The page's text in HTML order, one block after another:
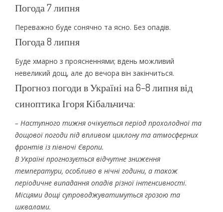
Погода 7 липня
Переважно буде сонячно та ясно. Без опадів.
Погода 8 липня
Буде хмарно з проясненнями; вдень можливий
невеликий дощ, але до вечора він закінчиться.
Прогноз погоди в Україні на 6–8 липня від
синоптика Ігоря Кібальчича:
– Наступного тижня очікується період прохолодної та
дощової погоди під впливом циклону та атмосферних
фронтів із півночі Європи.
В Україні прогнозується відчутне зниження
температури, особливо в нічні години, а також
періодичне випадання опадів різної інтенсивності.
Місцями дощі супроводжуватимуться грозою та
шквалами.